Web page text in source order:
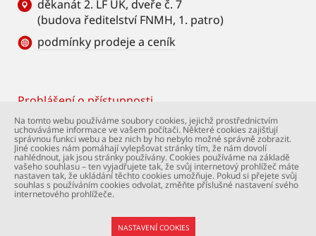
děkanát 2. LF UK, dveře č. 7
(budova ředitelství FNMH, 1. patro)
podmínky prodeje a ceník
Footer
Prohlášení o přístupnosti
© Univerzita Karlova – 2. lékařská fakulta. Všechna
práva vyhrazena. Foto: 2. LF a Shutterstock.com.
Podpora webu:webmaster@lfmotol.cuni.cz
Na tomto webu používáme soubory cookies, jejichž prostřednictvím
uchováváme informace ve vašem počítači. Některé cookies zajišťují
správnou funkci webu a bez nich by ho nebylo možné správně zobrazit.
Jiné cookies nám pomáhají vylepšovat stránky tím, že nám dovolí
nahlédnout, jak jsou stránky používány. Cookies používáme na základě
vašeho souhlasu – ten vyjadřujete tak, že svůj internetový prohlížeč máte
nastaven tak, že ukládání těchto cookies umožňuje. Pokud si přejete svůj
souhlas s používáním cookies odvolat, změňte příslušné nastavení svého
internetového prohlížeče.
NASTAVENÍ COOKIES